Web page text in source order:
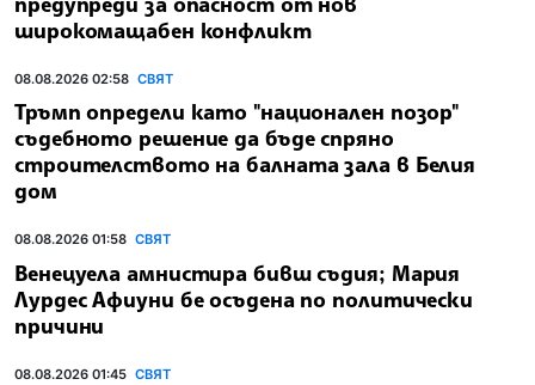
широкомащабен конфликт
08.08.2026 02:58 СВЯТ
Тръмп определи като "национален позор"
съдебното решение да бъде спряно
строителството на балната зала в Белия
дом
08.08.2026 01:58 СВЯТ
Венецуела амнистира бивш съдия; Мария
Лурдес Афиуни бе осъдена по политически
причини
08.08.2026 01:45 СВЯТ